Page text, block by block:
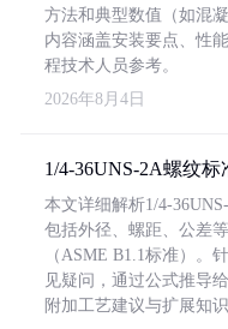
方法和典型数值（如混
内容涵盖安装要点、性
程技术人员参考。
2026年8月4日
1/4-36UNS-2A螺纹标
本文详细解析1/4-
包括外径、螺距、公差
（ASME B1.1标准）。
见疑问，通过公式推导
附加工艺建议与扩展知识